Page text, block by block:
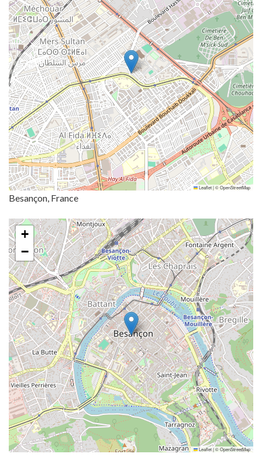
Leaflet|©OpenStreetMap
Besançon, France
+
−
Leaflet|©OpenStreetMap